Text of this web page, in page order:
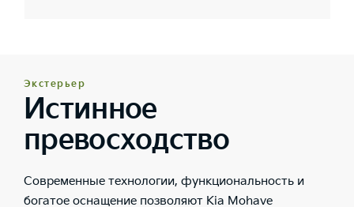
Экстерьер
Истинное
превосходство
Современные технологии, функциональность и
богатое оснащение позволяют Kia Mohave